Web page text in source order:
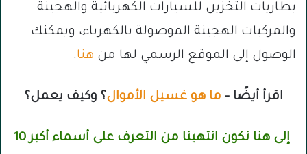
بطاريات التخزين للسيارات الكهربائية والهجينة
والمركبات الهجينة الموصولة بالكهرباء، ويمكنك
الوصول إلى الموقع الرسمي لها من هنا.
اقرأ أيضًا – ما هو غسيل الأموال؟ وكيف يعمل؟
إلى هنا نكون انتهينا من التعرف على أسماء أكبر 10